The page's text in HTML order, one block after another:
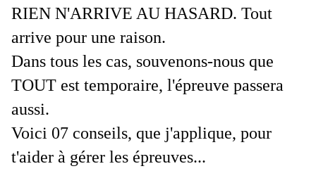
RIEN N'ARRIVE AU HASARD. Tout
arrive pour une raison.
Dans tous les cas, souvenons-nous que
TOUT est temporaire, l'épreuve passera
aussi.
Voici 07 conseils, que j'applique, pour
t'aider à gérer les épreuves...